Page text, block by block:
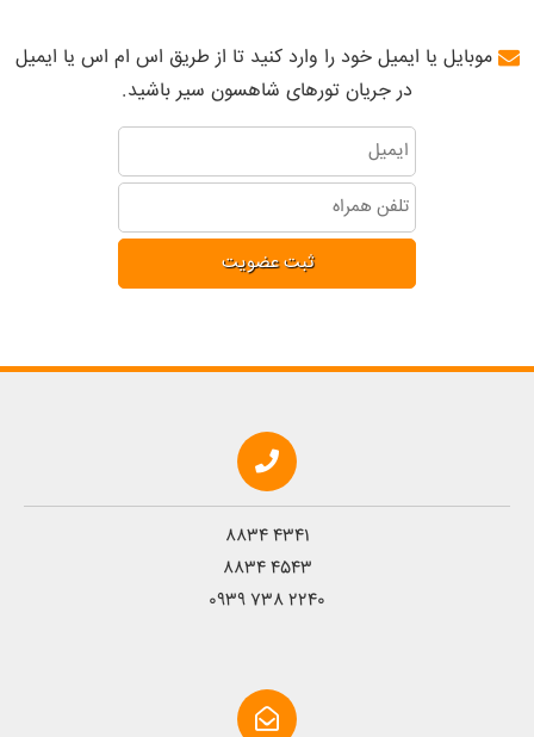
موبایل یا ایمیل خود را وارد کنید تا از طریق اس ام اس یا ایمیل
در جریان تورهای شاهسون سیر باشید.
8834 4341
8834 4543
0939 738 2240